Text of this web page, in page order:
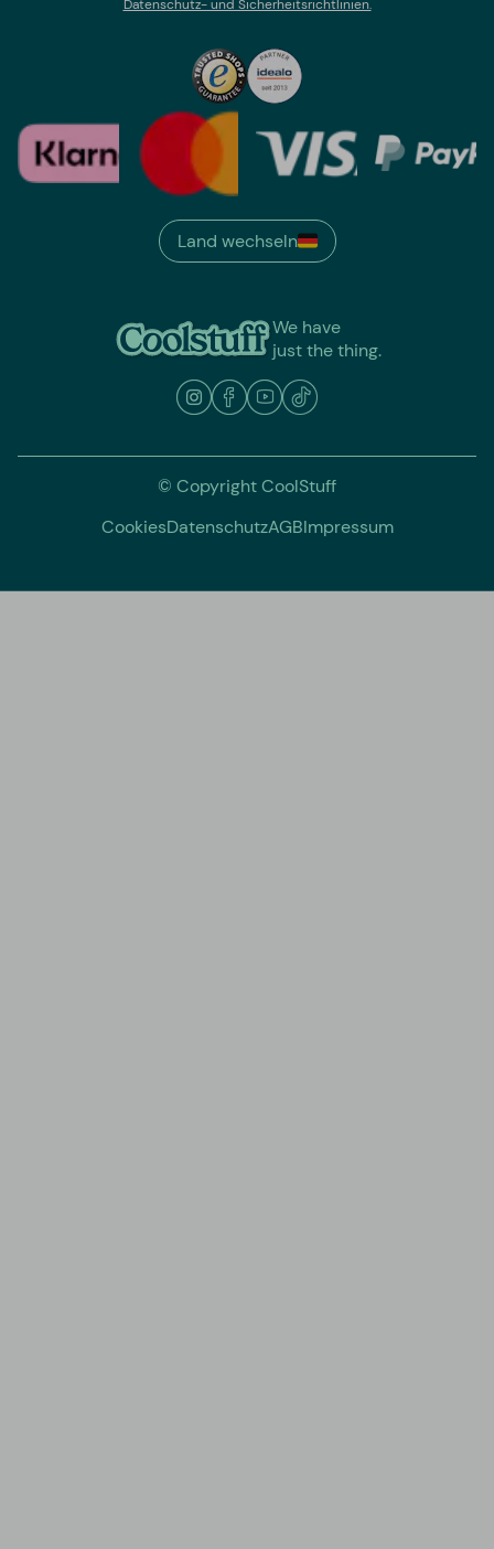
Datenschutz- und Sicherheitsrichtlinien.
We have
just the thing.
Land wechseln
© Copyright CoolStuff
CookiesDatenschutzAGBImpressum